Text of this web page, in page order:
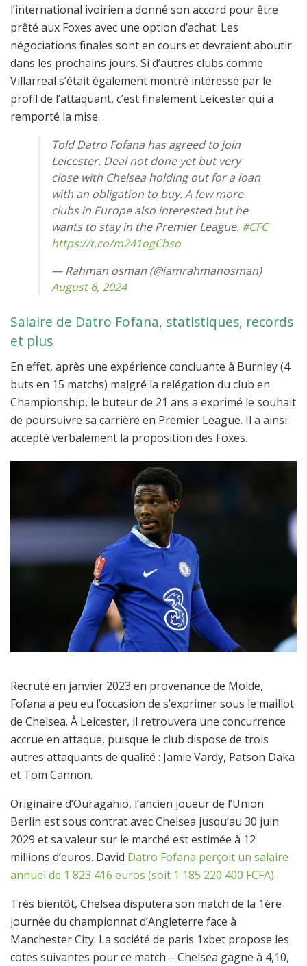
l’international ivoirien a donné son accord pour être
prêté aux Foxes avec une option d’achat. Les
négociations finales sont en cours et devraient aboutir
dans les prochains jours. Si d’autres clubs comme
Villarreal s’était également montré intéressé par le
profil de l’attaquant, c’est finalement Leicester qui a
remporté la mise.
Told Datro Fofana has agreed to join
Leicester. Deal not done yet but very
close with Chelsea holding out for a loan
with an obligation to buy. A few more
clubs in Europe also interested but he
wants to stay in the Premier League. #CFC
https://t.co/m241ogCbso
— Rahman osman (@iamrahmanosman)
August 6, 2024
Salaire de Datro Fofana, statistiques, records
et plus
En effet, après une expérience concluante à Burnley (4
buts en 15 matchs) malgré la relégation du club en
Championship, le buteur de 21 ans a exprimé le souhait
de poursuivre sa carrière en Premier League. Il a ainsi
accepté verbalement la proposition des Foxes.
Recruté en janvier 2023 en provenance de Molde,
Fofana a peu eu l’occasion de s’exprimer sous le maillot
de Chelsea. À Leicester, il retrouvera une concurrence
accrue en attaque, puisque le club dispose de trois
autres attaquants de qualité : Jamie Vardy, Patson Daka
et Tom Cannon.
Originaire d’Ouragahio, l’ancien joueur de l’Union
Berlin est sous contrat avec Chelsea jusqu’au 30 juin
2029 et sa valeur sur le marché est estimée à 12
millions d’euros. David Datro Fofana perçoit un salaire
annuel de 1 823 416 euros (soit 1 185 220 400 FCFA).
Très bientôt, Chelsea disputera son match de la 1ère
journée du championnat d’Angleterre face à
Manchester City. La société de paris 1xbet propose les
cotes suivantes pour ce match – Chelsea gagne à 4,10,